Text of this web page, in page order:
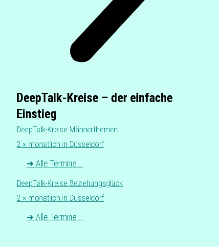
DeepTalk-Kreise – der einfache
Einstieg
DeepTalk-Kreise Män­ner­the­men
2 × monat­lich in Düsseldorf
➜ Alle Termine …
DeepTalk-Kreise Bezie­hungs­glück
2 × monat­lich in Düsseldorf
➜ Alle Termine …